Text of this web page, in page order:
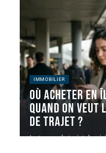
IMMOBILIER
Où acheter en
quand on veut
de trajet ?
Le temps de trajet